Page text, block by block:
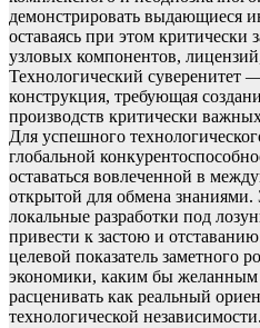
демонстрировать выдающиеся
оставаясь при этом
узловых компонентов,
Технологический суверенитет
конструкция, требующая
производств критически
Для успешного
глобальной
оставаться вовлеченной в
открытой для обмена знаниями.
локальные разработки под
привести к застою и
целевой показатель заметного
экономики, каким бы желанным
расценивать как реальный
технологической независимости.